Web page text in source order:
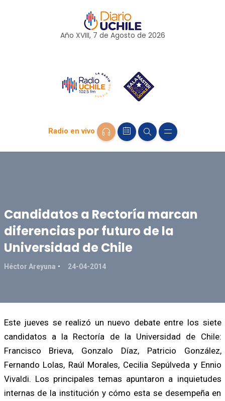
Año XVIII, 7 de Agosto de 2026
Radio en vivo
Candidatos a Rectoría marcan
diferencias por futuro de la
Universidad de Chile
Héctor Areyuna 24-04-2014
Este jueves se realizó un nuevo debate entre los siete
candidatos a la Rectoría de la Universidad de Chile:
Francisco Brieva, Gonzalo Díaz, Patricio González,
Fernando Lolas, Raúl Morales, Cecilia Sepúlveda y Ennio
Vivaldi. Los principales temas apuntaron a inquietudes
internas de la institución y cómo esta se desempeña en